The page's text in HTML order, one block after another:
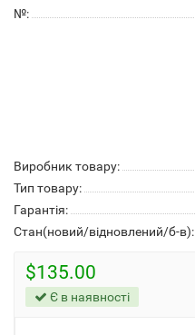
№:
Виробник товару:
Тип товару:
Гарантія:
Стан(новий/відновлений/б-в):
$135.00
Є в наявності